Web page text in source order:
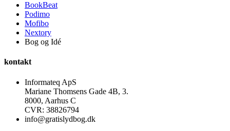
BookBeat
Podimo
Mofibo
Nextory
Bog og Idé
kontakt
Informateq ApS
Mariane Thomsens Gade 4B, 3.
8000, Aarhus C
CVR: 38826794
info@gratislydbog.dk